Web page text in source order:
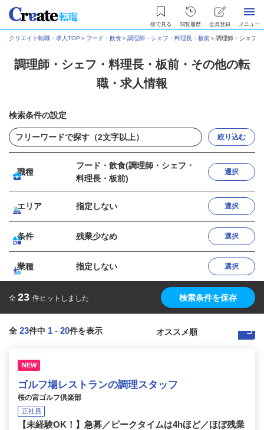
後で見る 閲覧履歴 会員登録 メニュー
クリエイト転職・求人TOP ＞ フード・飲食＞調理師・シェフ・料理長・板前＞調理師・シェフ
調理師・シェフ・料理長・板前・その他の転
職・求人情報
検索条件の設定
絞り込む
職種
フード・飲食(調理師・シェフ・
料理長・板前)
選択
エリア 指定しない 選択
条件 残業少なめ 選択
業種 指定しない 選択
全 23 件ヒットしました 検索条件を保存
全 23件中 1 - 20件を表示
NEW
ゴルフ場レストランの調理スタッフ
桜の宮ゴルフ倶楽部
正社員
【未経験OK！】急募／ピークタイムは4hほど／ほぼ残業